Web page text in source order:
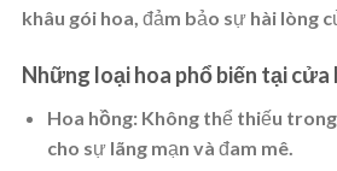
khâu gói hoa, đảm bảo sự hài lòng
Những loại hoa phổ biến tại cửa
Hoa hồng: Không thể thiếu
cho sự lãng mạn và đam mê.